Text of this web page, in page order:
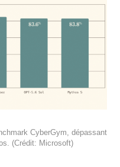
CyberGym, dépassant
(Crédit: Microsoft)